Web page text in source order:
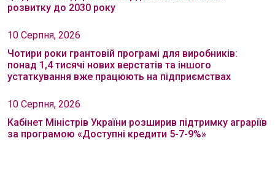
розвитку до 2030 року
10 Серпня, 2026
Чотири роки грантовій програмі для виробників:
понад 1,4 тисячі нових верстатів та іншого
устаткування вже працюють на підприємствах
10 Серпня, 2026
Кабінет Міністрів України розширив підтримку аграріїв
за програмою «Доступні кредити 5-7-9%»